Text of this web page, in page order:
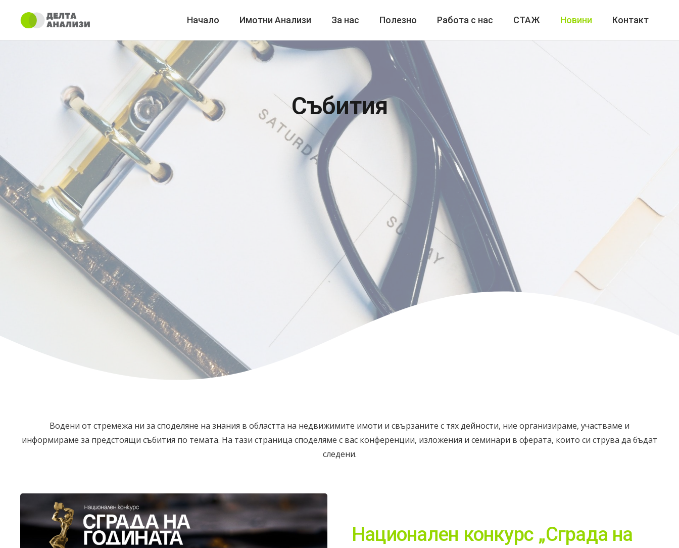
Начало Имотни Анализи За нас Полезно Работа с нас СТАЖ Новини Контакт
Събития
Водени от стремежа ни за споделяне на знания в областта на недвижимите имоти и свързаните с тях дейности, ние организираме, участваме и
информираме за предстоящи събития по темата. На тази страница споделяме с вас конференции, изложения и семинари в сферата, които си струва да бъдат
следени.
Национален конкурс „Сграда на